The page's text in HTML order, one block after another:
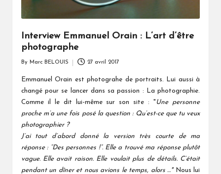
Interview Emmanuel Orain : L’art d’être
photographe
by
By Marc BELOUIS 27 avril 2017
Emmanuel Orain est photograhe de portraits. Lui aussi à
changé pour se lancer dans sa passion : La photographie.
Comme il le dit lui-même sur son site : " Une personne
proche m’a une fois posé la question : Qu’est-ce que tu veux
photographier ?
J’ai tout d’abord donné la version très courte de ma
réponse : “Des personnes !”. Elle a trouvé ma réponse plutôt
vague. Elle avait raison. Elle voulait plus de détails. C’était
pendant un dîner et nous avions le temps, alors …" Nous lui